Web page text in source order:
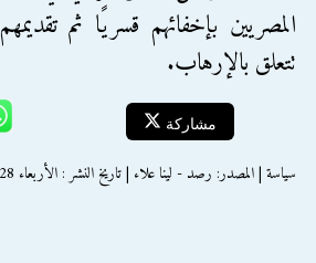
المصريين بإخفائهم قسريًا ثم
تتعلق بالإرهاب.
مشاركة
سياسة | المصدر: رصد - لينا علاء | تاريخ النشر : الأربعاء 28 اكتوبر 2015